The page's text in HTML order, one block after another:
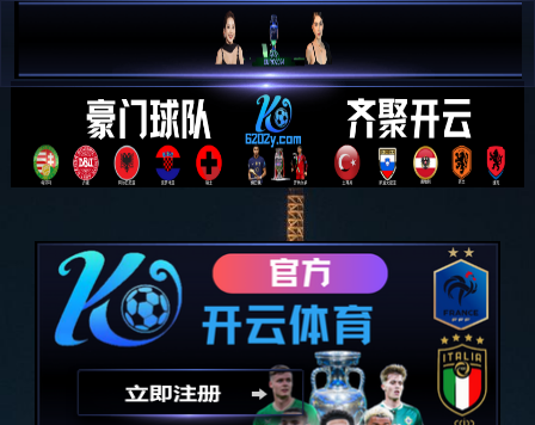
米兰·(milan)中国官方网站
人才理念
Talent philosophy
企业要发展，人才是动力，人才是支撑。高度重视人才培养和引
进，将人才管理提升到战略的 高度。在人才方面，我们要把好四
个关口：选人关、用人关、育人关和留人关，同时坚持两个原
则： 竞争与公平。严把人才四个关口，坚持人才两个原则，强调
的是人才管理的系统性和原则性，只有四 关都能做好，坚持公平
和竞争原则，才能真正把人才引进好、用好、把人心留住，把人
才的聪明才智发挥好。